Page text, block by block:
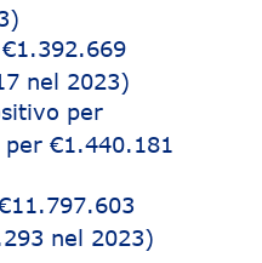
nel 2023)
per
€1.440.181
nel 2023)